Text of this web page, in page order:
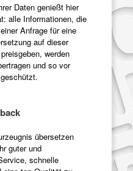
Daten genießt hier
alle Informationen, die
Anfrage für eine
auf dieser
werden
und so vor
übersetzen
guter und
schnelle